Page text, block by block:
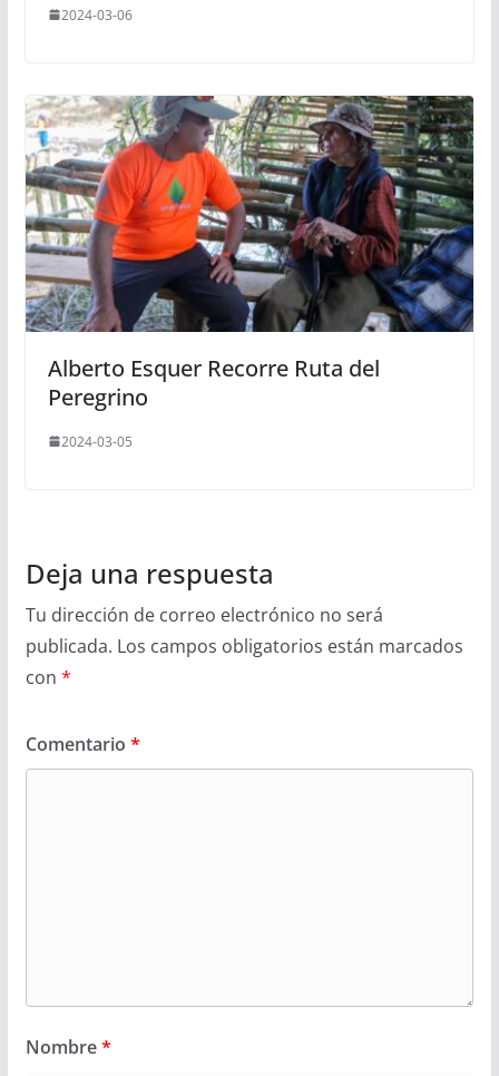
2024-03-06
Alberto Esquer Recorre Ruta del
Peregrino
2024-03-05
Deja una respuesta
Tu dirección de correo electrónico no será
publicada. Los campos obligatorios están marcados
con *
Comentario *
Nombre*